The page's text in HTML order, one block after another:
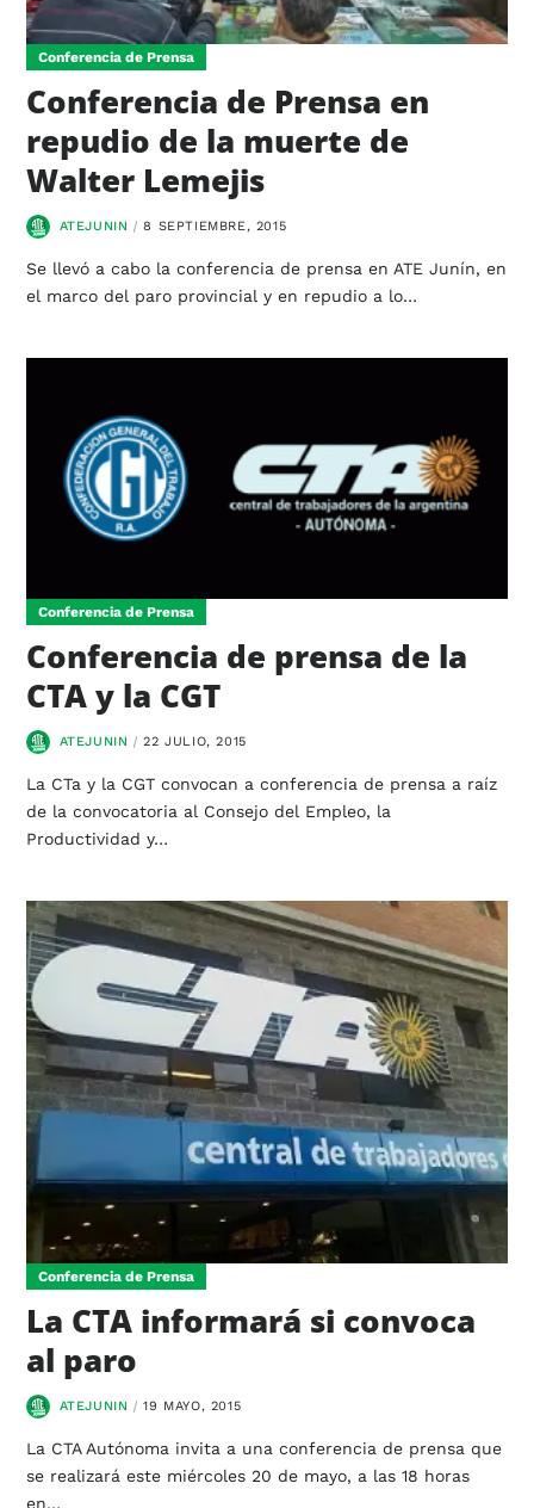
Conferencia de Prensa
Conferencia de Prensa en
repudio de la muerte de
Walter Lemejis
ATEJUNIN 8 SEPTIEMBRE, 2015
Se llevó a cabo la conferencia de prensa en ATE Junín, en
el marco del paro provincial y en repudio a lo…
Conferencia de Prensa
Conferencia de prensa de la
CTA y la CGT
ATEJUNIN 22 JULIO, 2015
La CTa y la CGT convocan a conferencia de prensa a raíz
de la convocatoria al Consejo del Empleo, la
Productividad y…
Conferencia de Prensa
La CTA informará si convoca
al paro
ATEJUNIN 19 MAYO, 2015
La CTA Autónoma invita a una conferencia de prensa que
se realizará este miércoles 20 de mayo, a las 18 horas
en…